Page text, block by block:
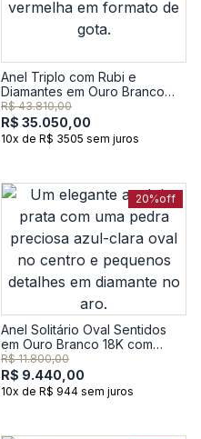
Anel Triplo com Rubi e
Diamantes em Ouro Branco
18k
R$ 43.810,00
R$ 35.050,00
10x de R$ 3505 sem juros
20%off
Anel Solitário Oval Sentidos
em Ouro Branco 18K com
Água Marinha e Diamantes
R$ 11.800,00
R$ 9.440,00
10x de R$ 944 sem juros